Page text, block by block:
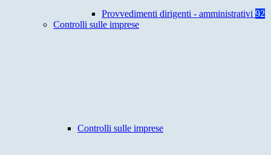
Provvedimenti dirigenti - amministrativi 92
Controlli sulle imprese
Controlli sulle imprese